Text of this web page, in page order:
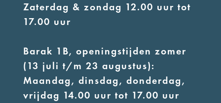
Zaterdag & zondag 12.00 uur tot
17.00 uur
Barak 1B, openingstijden zomer
(13 juli t/m 23 augustus):
Maandag, dinsdag, donderdag,
vrijdag 14.00 uur tot 17.00 uur